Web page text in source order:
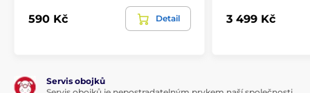
590 Kč Detail 3 499 Kč
Servis obojků